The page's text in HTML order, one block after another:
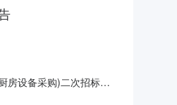
房设备采购)二次招标